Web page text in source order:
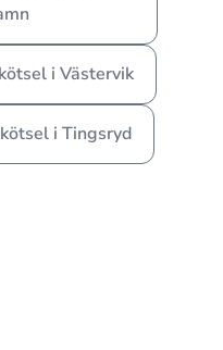
i Västervik
i Tingsryd